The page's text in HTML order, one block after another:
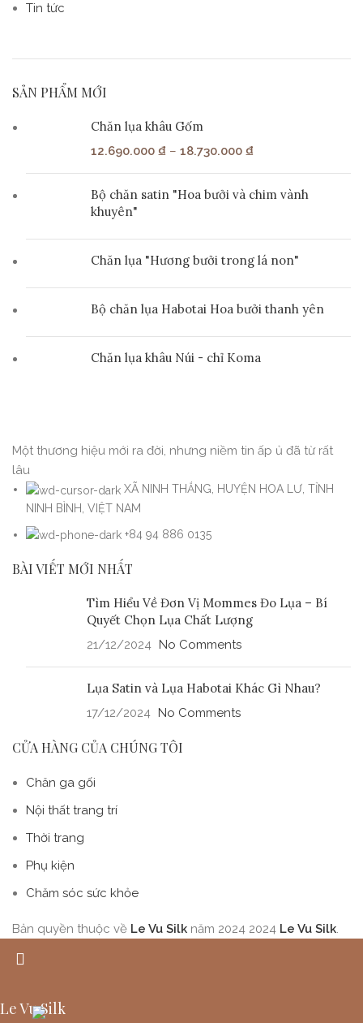
Tin tức
SẢN PHẨM MỚI
Chăn lụa khâu Gốm
12.690.000 ₫ – 18.730.000 ₫
Bộ chăn satin "Hoa bưởi và chim vành
khuyên"
Chăn lụa "Hương bưởi trong lá non"
Bộ chăn lụa Habotai Hoa bưởi thanh yên
Chăn lụa khâu Núi - chỉ Koma
Một thương hiệu mới ra đời, nhưng niềm tin ấp ủ đã từ rất
lâu
XÃ NINH THẮNG, HUYỆN HOA LƯ, TỈNH
NINH BÌNH, VIỆT NAM
+84 94 886 0135
BÀI VIẾT MỚI NHẤT
Tìm Hiểu Về Đơn Vị Mommes Đo Lụa – Bí
Quyết Chọn Lụa Chất Lượng
21/12/2024 No Comments
Lụa Satin và Lụa Habotai Khác Gì Nhau?
17/12/2024 No Comments
CỬA HÀNG CỦA CHÚNG TÔI
Chăn ga gối
Nội thất trang trí
Thời trang
Phụ kiện
Chăm sóc sức khỏe
Bản quyền thuộc về Le Vu Silk năm 2024 2024 Le Vu Silk.
Le Vu Silk